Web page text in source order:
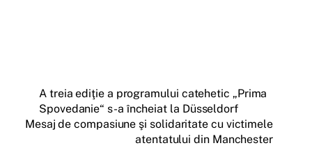
A treia ediţie a programului catehetic „Prima
Spovedanie“ s-a încheiat la Düsseldorf
Mesaj de compasiune şi solidaritate cu victimele
atentatului din Manchester